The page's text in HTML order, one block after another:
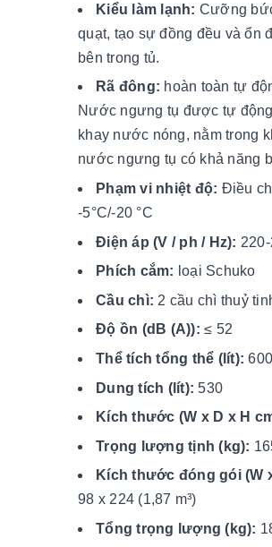
Kiểu làm lạnh: Cưỡng
quạt, tạo sự đồng đều và ổn
bên trong tủ.
Rã đông: hoàn toàn tự
Nước ngưng tụ được tự
khay nước nóng, nằm trong
nước ngưng tụ có khả năng
Phạm vi nhiệt độ: Điều
-5°C/-20 °C
Điện áp (V / ph / Hz):
Phích cắm: loại Schuko
Cầu chì: 2 cầu chì thuỷ
Độ ồn (dB (A)): ≤ 52
Thể tích tổng thể (lít):600
Dung tích (lít): 530
Kích thước (W x D x H
Trọng lượng tịnh (kg):
Kích thước đóng gói (W
98 x 224 (1,87 m³)
Tổng trọng lượng (kg):